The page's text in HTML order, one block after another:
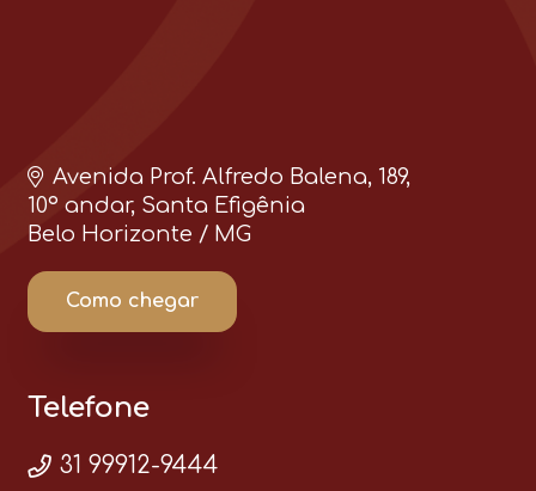
Avenida Prof. Alfredo Balena, 189,
10º andar, Santa Efigênia
Belo Horizonte / MG
Como chegar
Telefone
31 99912-9444